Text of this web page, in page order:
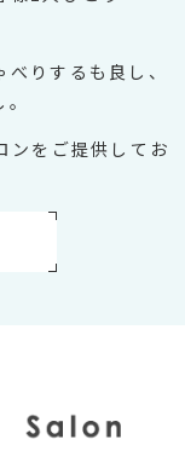
りするも良し、
ンをご提供してお